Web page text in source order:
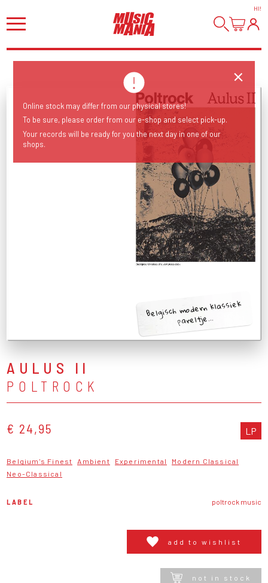
HI!
Belgisch modern klassiek
pareltje...
AULUS II
POLTROCK
€ 24,95 LP
Belgium's Finest Ambient Experimental
Modern Classical
Neo-Classical
LABEL poltrock music
add to wishlist
not in stock
Online stock may differ from our physical stores!
To be sure, please order from our e-shop and select pick-up.
Your records will be ready for you the next day in one of our
shops.